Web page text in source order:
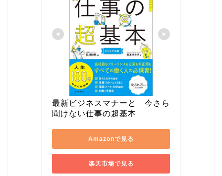
最新ビジネスマナーと　今さら
聞けない仕事の超基本
Amazonで見る
楽天市場で見る